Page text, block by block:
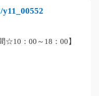
☆10：00～18：00】